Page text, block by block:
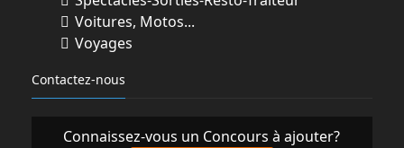
Voitures, Motos...
Voyages
Contactez-nous
Connaissez-vous un Concours à ajouter?